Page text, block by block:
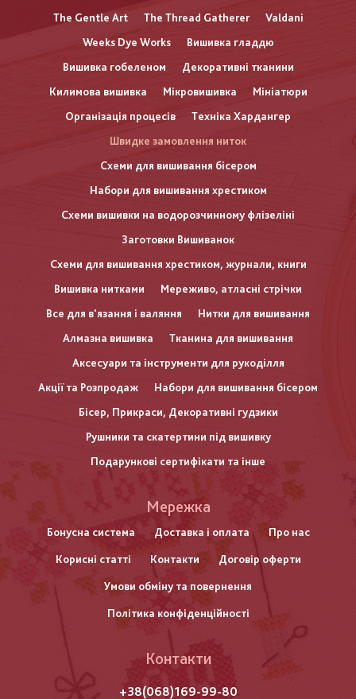
The Gentle Art
The Thread Gatherer
Valdani
Weeks Dye Works
Вишивка гладдю
Вишивка гобеленом
Декоративні тканини
Килимова вишивка
Мікровишивка
Мініатюри
Організація процесів
Техніка Хардангер
Швидке замовлення ниток
Схеми для вишивання бісером
Набори для вишивання хрестиком
Схеми вишивки на водорозчинному флізеліні
Заготовки Вишиванок
Схеми для вишивання хрестиком, журнали, книги
Вишивка нитками
Мереживо, атласні стрічки
Все для в'язання і валяння
Нитки для вишивання
Алмазна вишивка
Тканина для вишивання
Аксесуари та інструменти для рукоділля
Акції та Розпродаж
Набори для вишивання бісером
Бісер, Прикраси, Декоративні гудзики
Рушники та скатертини під вишивку
Подарункові сертифікати та інше
нижнього
колонтитулу
Мережка
Бонусна система Доставка і оплата Про нас
Корисні статті Контакти Договір оферти
Умови обміну та повернення
Політика конфіденційності
Контакти
+38(068)169-99-80